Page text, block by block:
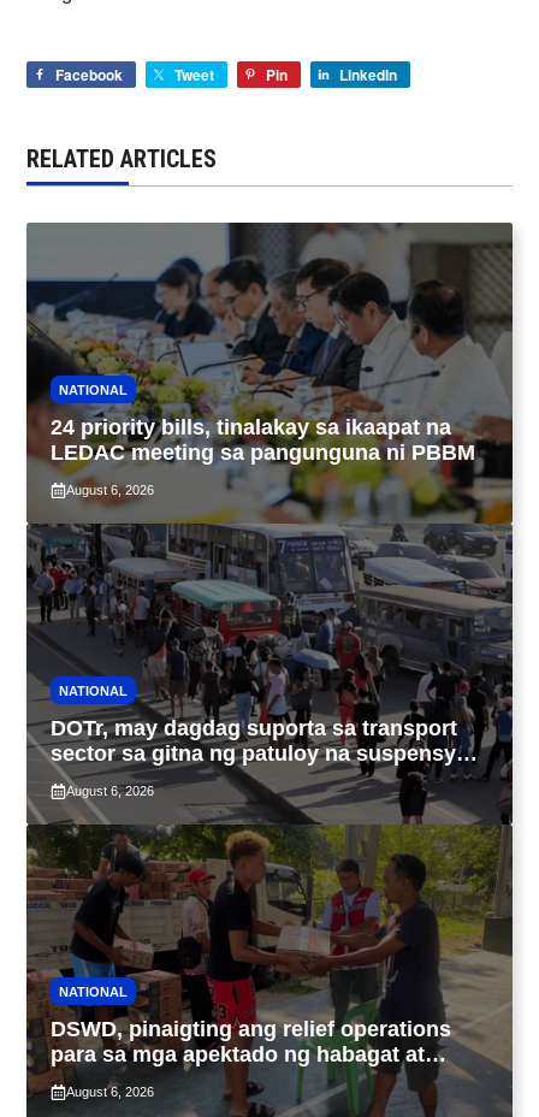
Facebook Tweet Pin LinkedIn
RELATED ARTICLES
NATIONAL
24 priority bills, tinalakay sa ikaapat na
LEDAC meeting sa pangunguna ni PBBM
August 6, 2026
NATIONAL
DOTr, may dagdag suporta sa transport
sector sa gitna ng patuloy na suspensyon
ng taas-pasahe
August 6, 2026
NATIONAL
DSWD, pinaigting ang relief operations
para sa mga apektado ng habagat at
Bagyong Luis, Maymay
August 6, 2026